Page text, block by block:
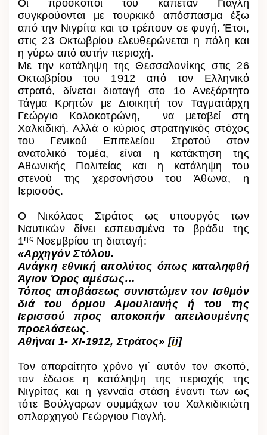
Οι πρόσκοποι του καπετάν Γιαγλή
συγκρούονται με τουρκικό απόσπασμα έξω
από την Νιγρίτα και το τρέπουν σε φυγή. Έτσι,
στις 23 Οκτωβρίου ελευθερώνεται η πόλη και
η γύρω από αυτήν περιοχή.
Με την κατάληψη της Θεσσαλονίκης στις 26
Οκτωβρίου του 1912 από τον Ελληνικό
στρατό, δίνεται διαταγή στο 1ο Ανεξάρτητο
Τάγμα Κρητών με Διοικητή τον Ταγματάρχη
Γεώργιο Κολοκοτρώνη, να μεταβεί στη
Χαλκιδική. Αλλάο κύριος στρατηγικός στόχος
του Γενικού Επιτελείου Στρατού στον
ανατολικό τομέα, είναι η κατάκτηση της
Αθωνικής Πολιτείας και η κατάληψη του
στενού της χερσονήσου του Άθωνα, η
Ιερισσός.
Ο Νικόλαος Στράτος ως υπουργός των
Ναυτικών δίνει εσπευσμένα το βράδυ της
1ης Νοεμβρίου τη διαταγή:
«Αρχηγόν Στόλου.
Ανάγκη εθνική απολύτος όπως καταληφθή
Άγιον Όρος αμέσως…
Τόπος αποβάσεως συνιστώμεν τον Ισθμόν
διά του όρμου Αμουλιανής ή του της
Ιερισσού προς αποκοπήν απειλουμένης
προελάσεως.
Αθήναι 1- XI-1912, Στράτος»[ii]
Τον απαραίτητο χρόνο γι΄ αυτόν τον σκοπό,
τον έδωσε η κατάληψη της περιοχής της
Νιγρίτας και η γενναία στάση έναντι των ως
τότε Βούλγαρων συμμάχων του Χαλκιδικιώτη
οπλαρχηγού Γεώργιου Γιαγλή.